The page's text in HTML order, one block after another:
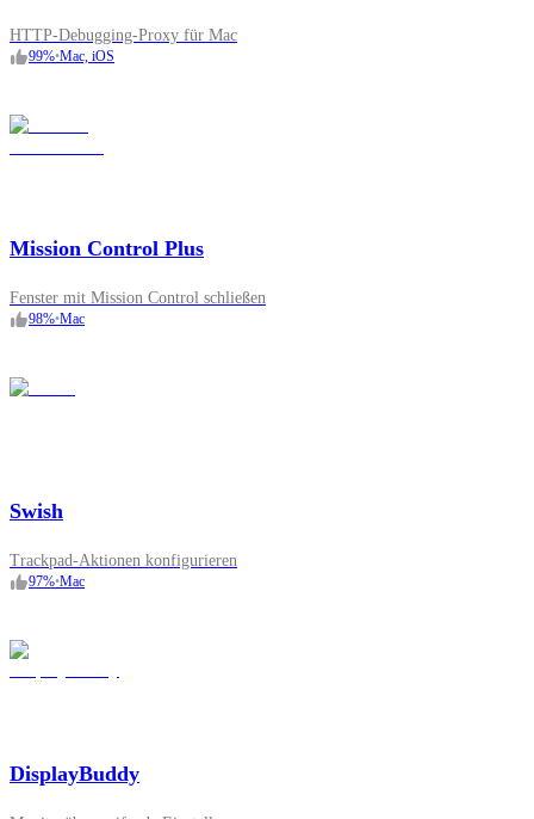
HTTP-Debugging-Proxy für Mac
99%•Mac, iOS
Mission Control Plus
Fenster mit Mission Control schließen
98%•Mac
Swish
Trackpad-Aktionen konfigurieren
97%•Mac
DisplayBuddy